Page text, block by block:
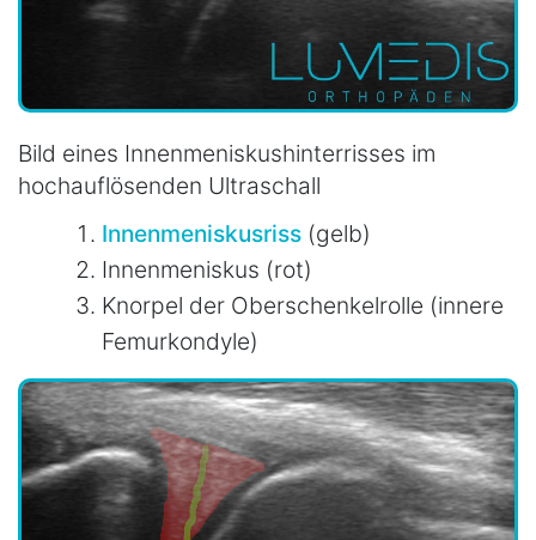
Bild eines Innenmeniskushinterrisses im
hochauflösenden Ultraschall
Innenmeniskusriss (gelb)
Innenmeniskus (rot)
Knorpel der Oberschenkelrolle (innere
Femurkondyle)